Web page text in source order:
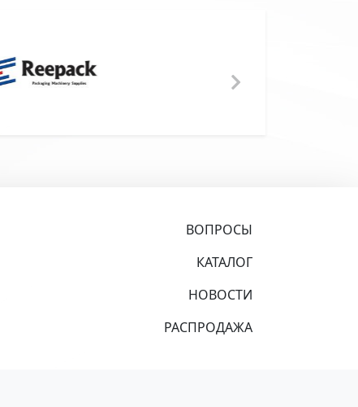
ВОПРОСЫ
КАТАЛОГ
НОВОСТИ
РАСПРОДАЖА